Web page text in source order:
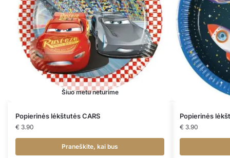
Šiuo metu neturime
Popierinės lėkštutės CARS
€ 3.90
Praneškite, kai bus
Popierinės
€ 3.90